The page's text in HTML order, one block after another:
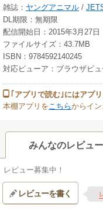
雑誌： ヤングアニマル /
DL期限：無期限
配信開始日：2015年3月27日
ファイルサイズ：43.7MB
ISBN：9784592140245
対応ビューア：ブラウザビ
｢アプリで読む｣にはアプ
本棚アプリを こちらからイ
みんなのレビュー
レビュー募集中！
レビューを書く